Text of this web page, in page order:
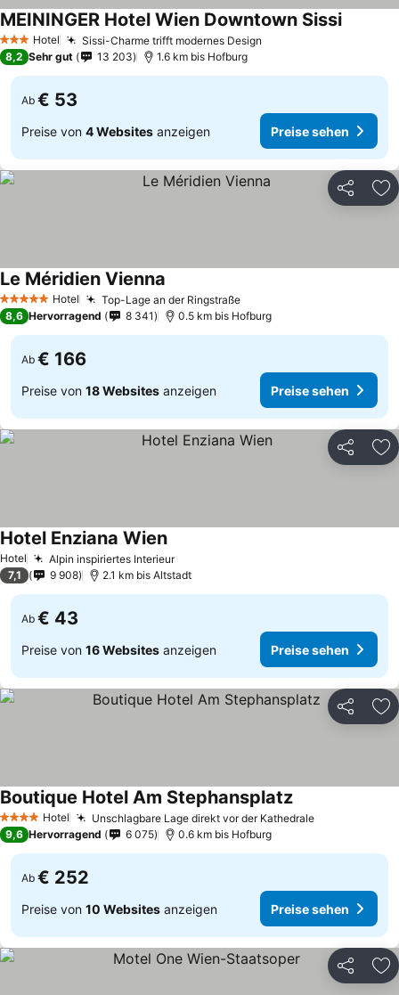
3 SterneHotel Sissi-Charme trifft modernes Design
MEININGER Hotel Wien Downtown Sissi
8,2 Sehr gut 13 203 1.6 km bis Hofburg
Ab € 53
Preise von 4 Websites anzeigen Preise sehen
Teilen
5 Sterne Hotel Top-Lage an der Ringstraße
Le Méridien Vienna
8,6 Hervorragend 8 341 0.5 km bis Hofburg
Ab € 166
Preise von 18 Websites anzeigen Preise sehen
Teilen
Hotel Alpin inspiriertes Interieur
Hotel Enziana Wien
7,1 9 908 2.1 km bis Altstadt
Ab € 43
Preise von 16 Websites anzeigen Preise sehen
Teilen
4 Sterne Hotel Unschlagbare Lage direkt vor der Kathedrale
Boutique Hotel Am Stephansplatz
9,6 Hervorragend 6 075 0.6 km bis Hofburg
Ab € 252
Preise von 10 Websites anzeigen Preise sehen
Teilen